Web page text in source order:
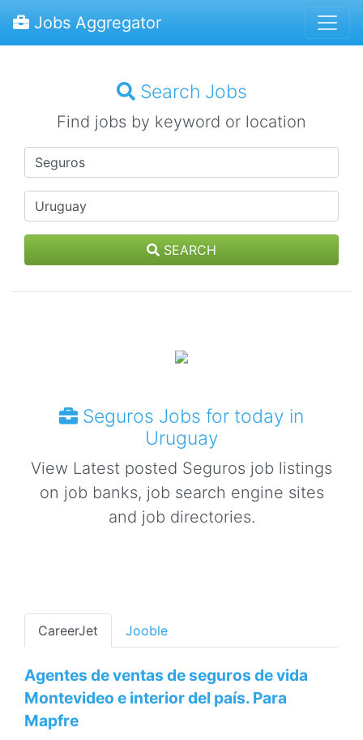
Jobs Aggregator
Search Jobs
Find jobs by keyword or location
SEARCH
Seguros Jobs for today in
Uruguay
View Latest posted Seguros job listings
on job banks, job search engine sites
and job directories.
CareerJet Jooble
Agentes de ventas de seguros de vida
Montevideo e interior del país. Para
Mapfre